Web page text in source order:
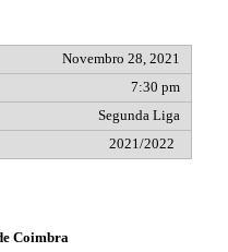
Novembro 28, 2021
7:30 pm
Segunda Liga
2021/2022
Coimbra